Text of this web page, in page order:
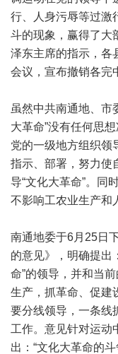
行、人身污辱等过激
斗的现象，赢得了大
泽东主席的指示，各
会议，宣布撤销各完
虽然中共南通地、市
大革命”没有任何思
党的一级地方组织领
指示、部署，努力使
导“文化大革命”。同
不影响工农业生产和
南通地委于6月25日
的意见》，明确提出
命”的领导，并和当
生产，抓革命、促建
要分线领导，一条线
工作。意见针对运动
出：“文化大革命的